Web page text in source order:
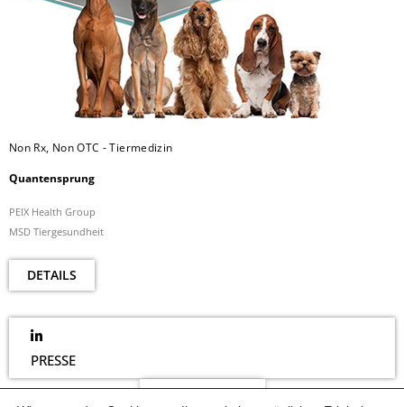
Non Rx, Non OTC - Tiermedizin
Quantensprung
PEIX Health Group
MSD Tiergesundheit
DETAILS
PRESSE